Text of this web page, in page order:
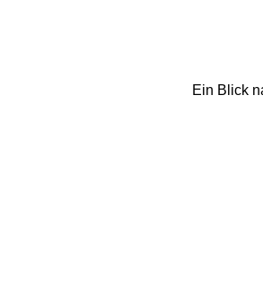
Ein Blick